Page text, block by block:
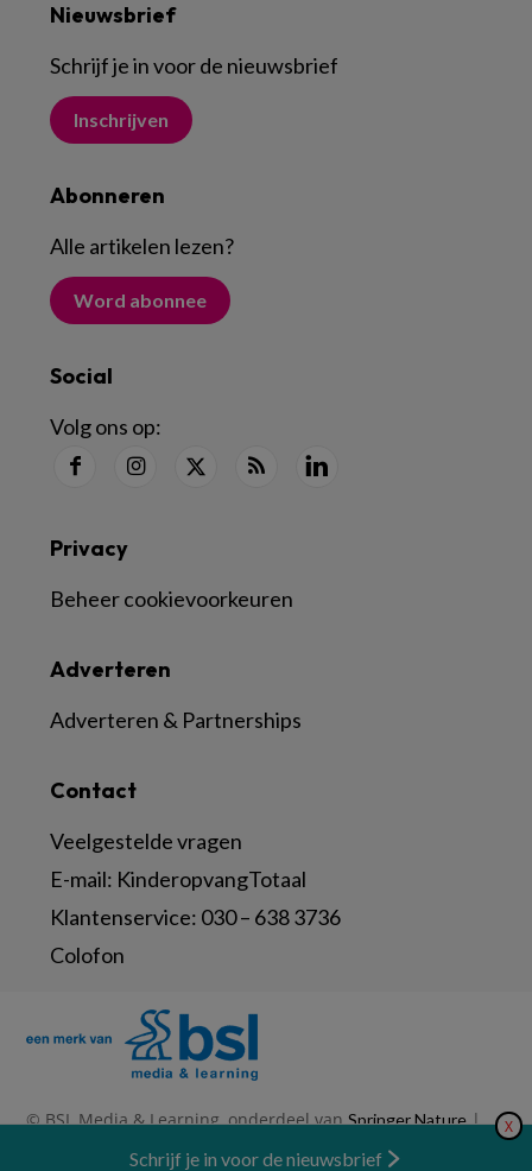
Nieuwsbrief
Schrijf je in voor de nieuwsbrief
Inschrijven
Abonneren
Alle artikelen lezen?
Word abonnee
Social
Volg ons op:
Contact
Veelgestelde vragen
E-mail: KinderopvangTotaal
Klantenservice: 030 – 638 3736
Colofon
Adverteren
Adverteren & Partnerships
Privacy
Beheer cookievoorkeuren
© BSL Media & Learning, onderdeel vanSpringer Nature| X
Schrijf je in voor de nieuwsbrief
Nieuwsbrief Abonneren